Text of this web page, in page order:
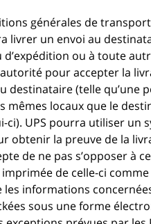
générales de
livrer un envoi au
d’expédition ou à toute
pour accepter la
destinataire (telle qu’une
mêmes locaux que le
ci). UPS pourra utiliser un
obtenir la preuve de la
de ne pas s’opposer à ce
de celle-ci
informations
sous une forme